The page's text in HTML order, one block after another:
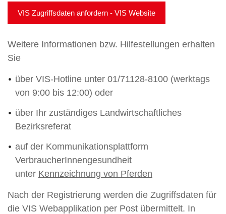
VIS Zugriffsdaten anfordern - VIS Website
Weitere Informationen bzw. Hilfestellungen erhalten
Sie
über VIS-Hotline unter 01/71128-8100 (werktags
von 9:00 bis 12:00) oder
über Ihr zuständiges Landwirtschaftliches
Bezirksreferat
auf der Kommunikationsplattform
VerbraucherInnengesundheit
unter Kennzeichnung von Pferden
Nach der Registrierung werden die Zugriffsdaten für
die VIS Webapplikation per Post übermittelt. In